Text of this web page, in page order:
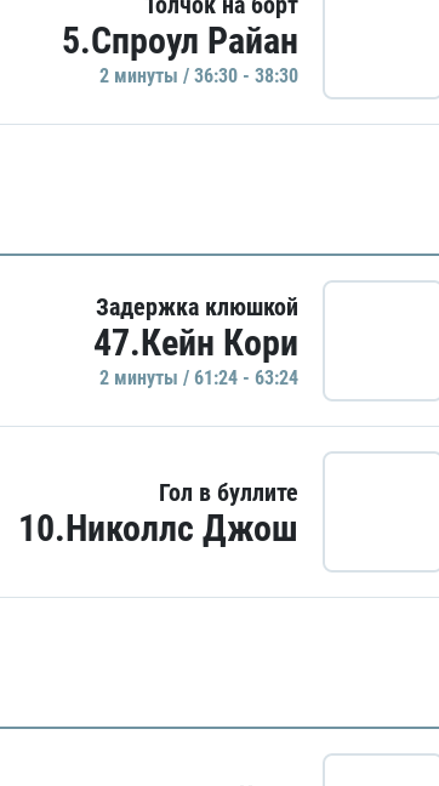
5.Спроул Райан
2 минуты / 36:30 - 38:30
Задержка клюшкой
47.Кейн Кори
2 минуты / 61:24 - 63:24
Гол в буллите
10.Николлс Джош